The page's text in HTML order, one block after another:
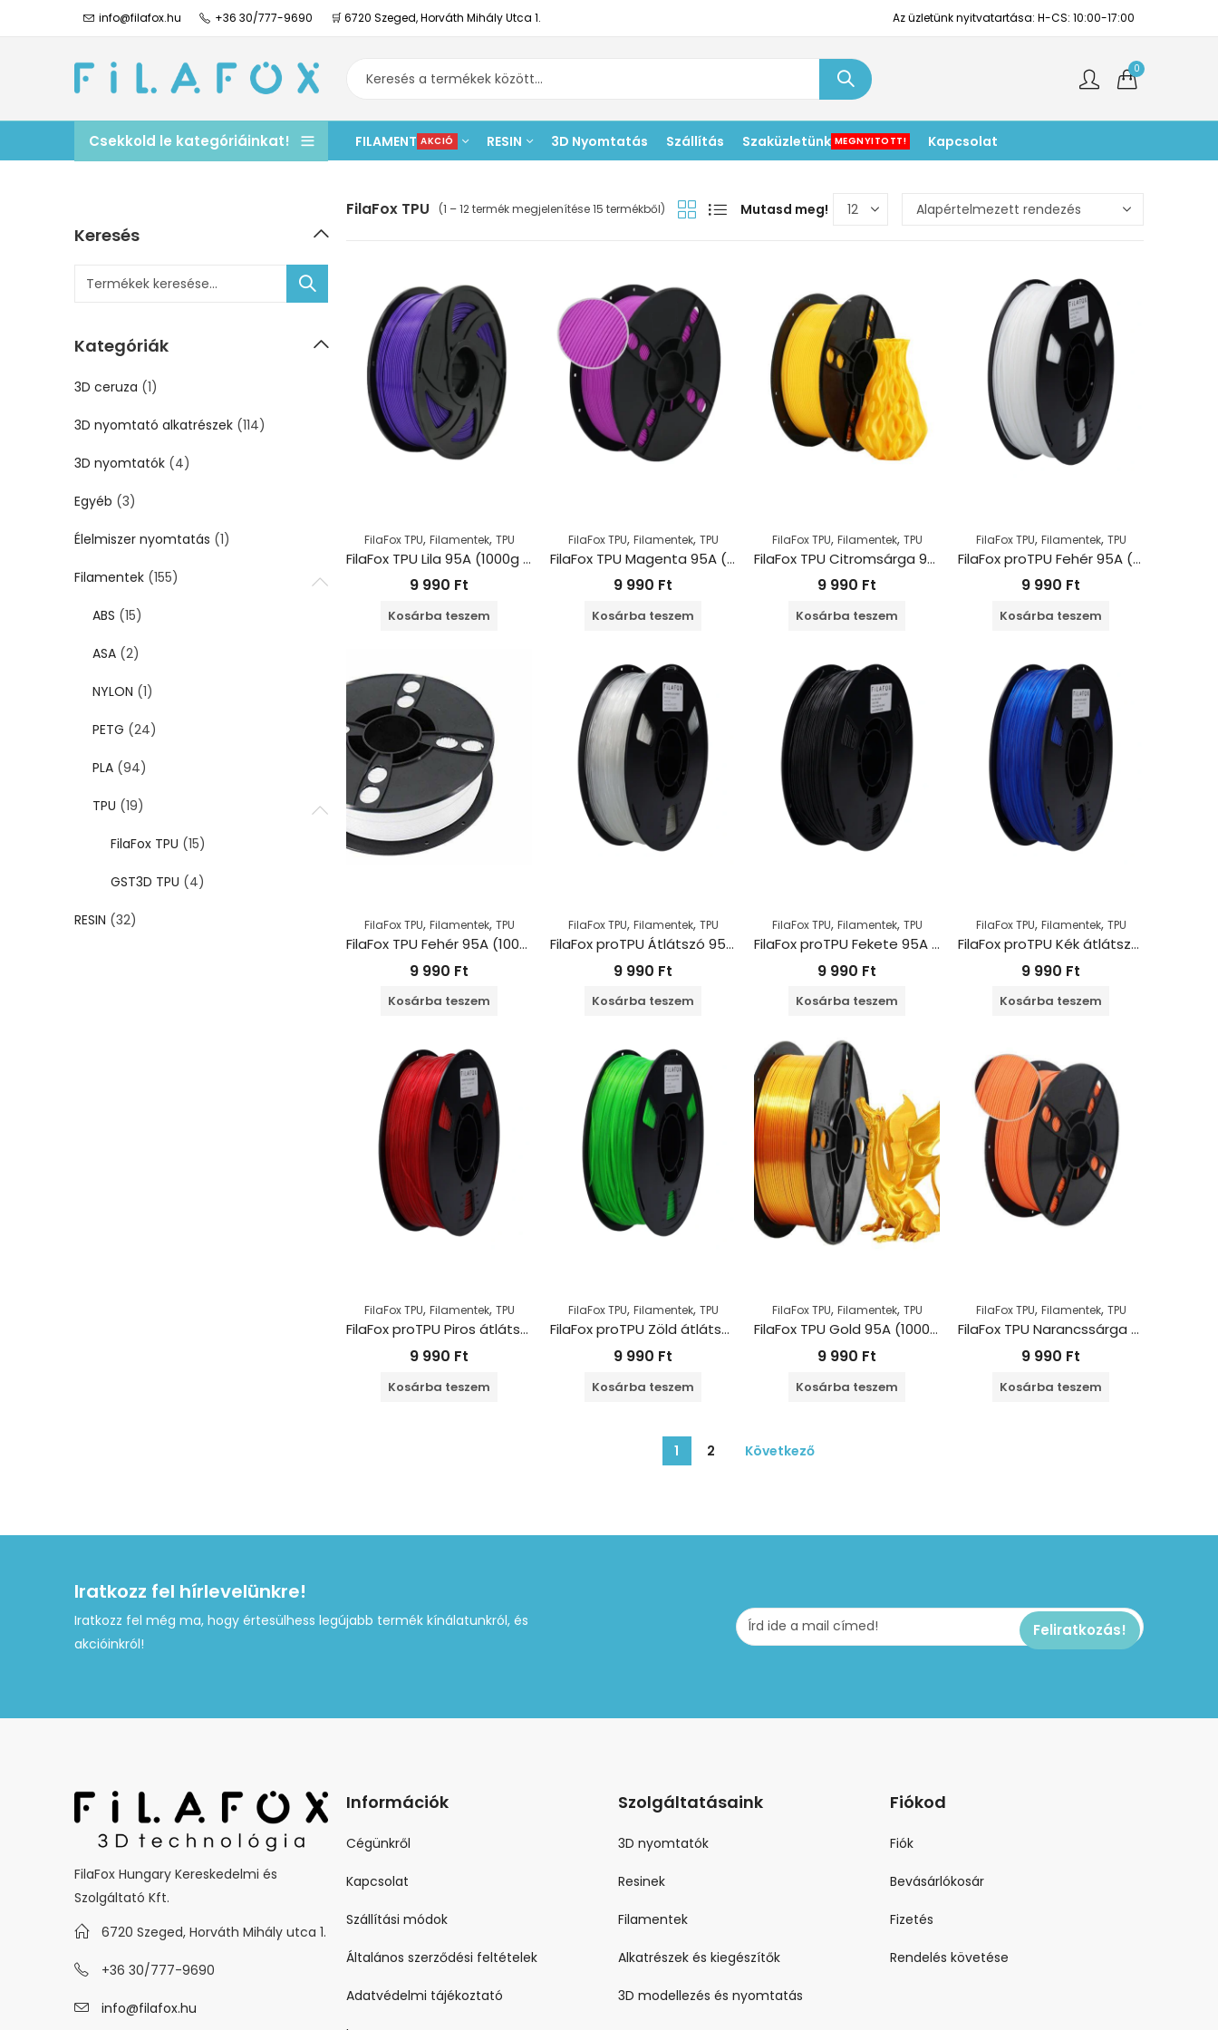
info@filafox.hu +36 30/777-9690 🛒 6720 Szeged, Horváth Mihály Utca 1. Az üzletünk nyitvatartása: H-CS: 10:00-17:00
0
Csekkold le kategóriáinkat! FILAMENT AKCIÓ RESIN 3D Nyomtatás Szállítás Szaküzletünk MEGNYITOTT! Kapcsolat
FilaFox TPU (1 – 12 termék megjelenítése 15 termékből) Mutasd meg!
FilaFox TPU, Filamentek, TPU
FilaFox TPU Lila 95A (1000g / 1,75mm)
9 990 Ft
Kosárba teszem
FilaFox TPU, Filamentek, TPU
FilaFox TPU Magenta 95A (1000g / 1,75mm)
9 990 Ft
Kosárba teszem
FilaFox TPU, Filamentek, TPU
FilaFox TPU Citromsárga 95A (1000g / 1,75mm)
9 990 Ft
Kosárba teszem
FilaFox TPU, Filamentek, TPU
FilaFox proTPU Fehér 95A (1000g / 1,75mm)
9 990 Ft
Kosárba teszem
FilaFox TPU, Filamentek, TPU
FilaFox TPU Fehér 95A (1000g / 1,75mm)
9 990 Ft
Kosárba teszem
FilaFox TPU, Filamentek, TPU
FilaFox proTPU Átlátszó 95A (1000g / 1,75mm)
9 990 Ft
Kosárba teszem
FilaFox TPU, Filamentek, TPU
FilaFox proTPU Fekete 95A (1000g / 1,75mm)
9 990 Ft
Kosárba teszem
FilaFox TPU, Filamentek, TPU
FilaFox proTPU Kék átlátszó 95A (1000g / 1,75mm)
9 990 Ft
Kosárba teszem
FilaFox TPU, Filamentek, TPU
FilaFox proTPU Piros átlátszó 95A (1000g / 1,75mm)
9 990 Ft
Kosárba teszem
FilaFox TPU, Filamentek, TPU
FilaFox proTPU Zöld átlátszó 95A (1000g / 1,75mm)
9 990 Ft
Kosárba teszem
FilaFox TPU, Filamentek, TPU
FilaFox TPU Gold 95A (1000g / 1,75mm)
9 990 Ft
Kosárba teszem
FilaFox TPU, Filamentek, TPU
FilaFox TPU Narancssárga 95A (1000g / 1,75mm)
9 990 Ft
Kosárba teszem
1 2 Következő
Keresés
Kategóriák
3D ceruza (1)
3D nyomtató alkatrészek (114)
3D nyomtatók (4)
Egyéb (3)
Élelmiszer nyomtatás (1)
Filamentek (155)
ABS (15)
ASA (2)
NYLON (1)
PETG (24)
PLA (94)
TPU (19)
FilaFox TPU (15)
GST3D TPU (4)
RESIN (32)
Iratkozz fel hírlevelünkre!
Iratkozz fel még ma, hogy értesülhess legújabb termék kínálatunkról, és
akcióinkról!
FilaFox Hungary Kereskedelmi és
Szolgáltató Kft.
6720 Szeged, Horváth Mihály utca 1.
+36 30/777-9690
info@filafox.hu
Információk
Cégünkről
Kapcsolat
Szállítási módok
Általános szerződési feltételek
Adatvédelmi tájékoztató
Szolgáltatásaink
3D nyomtatók
Resinek
Filamentek
Alkatrészek és kiegészítők
3D modellezés és nyomtatás
Fiókod
Fiók
Bevásárlókosár
Fizetés
Rendelés követése